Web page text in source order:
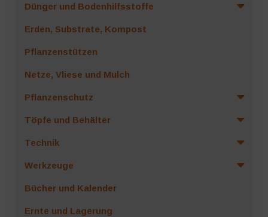
Dünger und Bodenhilfsstoffe
Erden, Substrate, Kompost
Pflanzenstützen
Netze, Vliese und Mulch
Pflanzenschutz
Töpfe und Behälter
Technik
Werkzeuge
Bücher und Kalender
Ernte und Lagerung